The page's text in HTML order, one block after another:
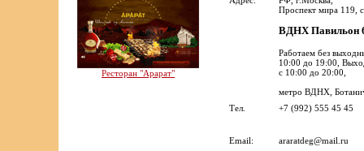
Ресторан "Арарат"
Проспект мира 119,
ВДНХ
Работаем без
10:00 до 19:00,
с 10:00 до 20:00,
метро ВДНХ,
Тел.
+7 (992) 555 45 45
Email: araratdeg@mail.ru